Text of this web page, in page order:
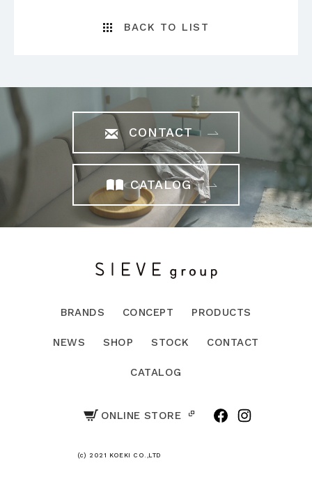
BACK TO LIST
CONTACT
CATALOG
BRANDS CONCEPT PRODUCTS
NEWS SHOP STOCK CONTACT
CATALOG
ONLINE STORE
(c) 2021 KOEKI CO.,LTD